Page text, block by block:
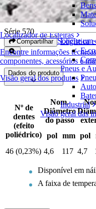
Localizador de Esteiras
Encontre informações
componentes, acessórios e
Visão geral dos produtos
Logística
E-
Pneus e
Industrial
Visão geral das
Engrenagens em
Série 570
Compartilhar Solicite um
Dados do produto
Nº de
dentes
(efeito
poliédrico)
Nom.
Diâmetro
do passo
pol mm pol
46 (0,23%) 4,6 117 4,7
Disponível em
A faixa de